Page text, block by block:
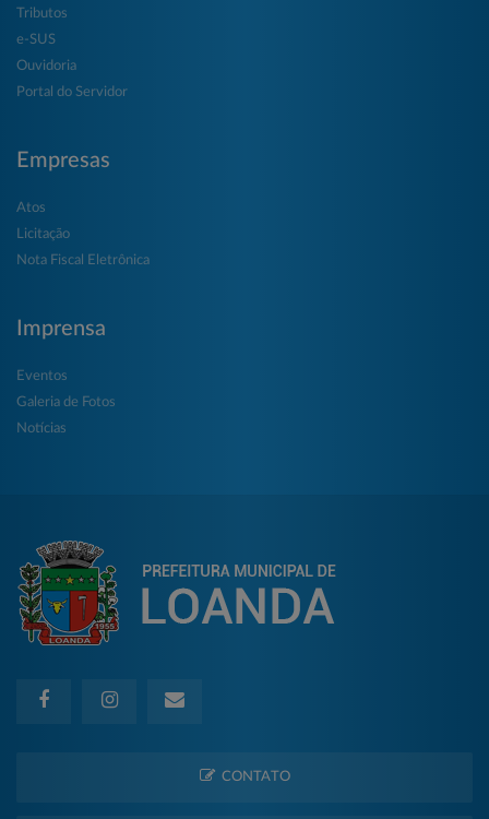
Tributos
e-SUS
Ouvidoria
Portal do Servidor
Empresas
Atos
Licitação
Nota Fiscal Eletrônica
Imprensa
Eventos
Galeria de Fotos
Notícias
CONTATO